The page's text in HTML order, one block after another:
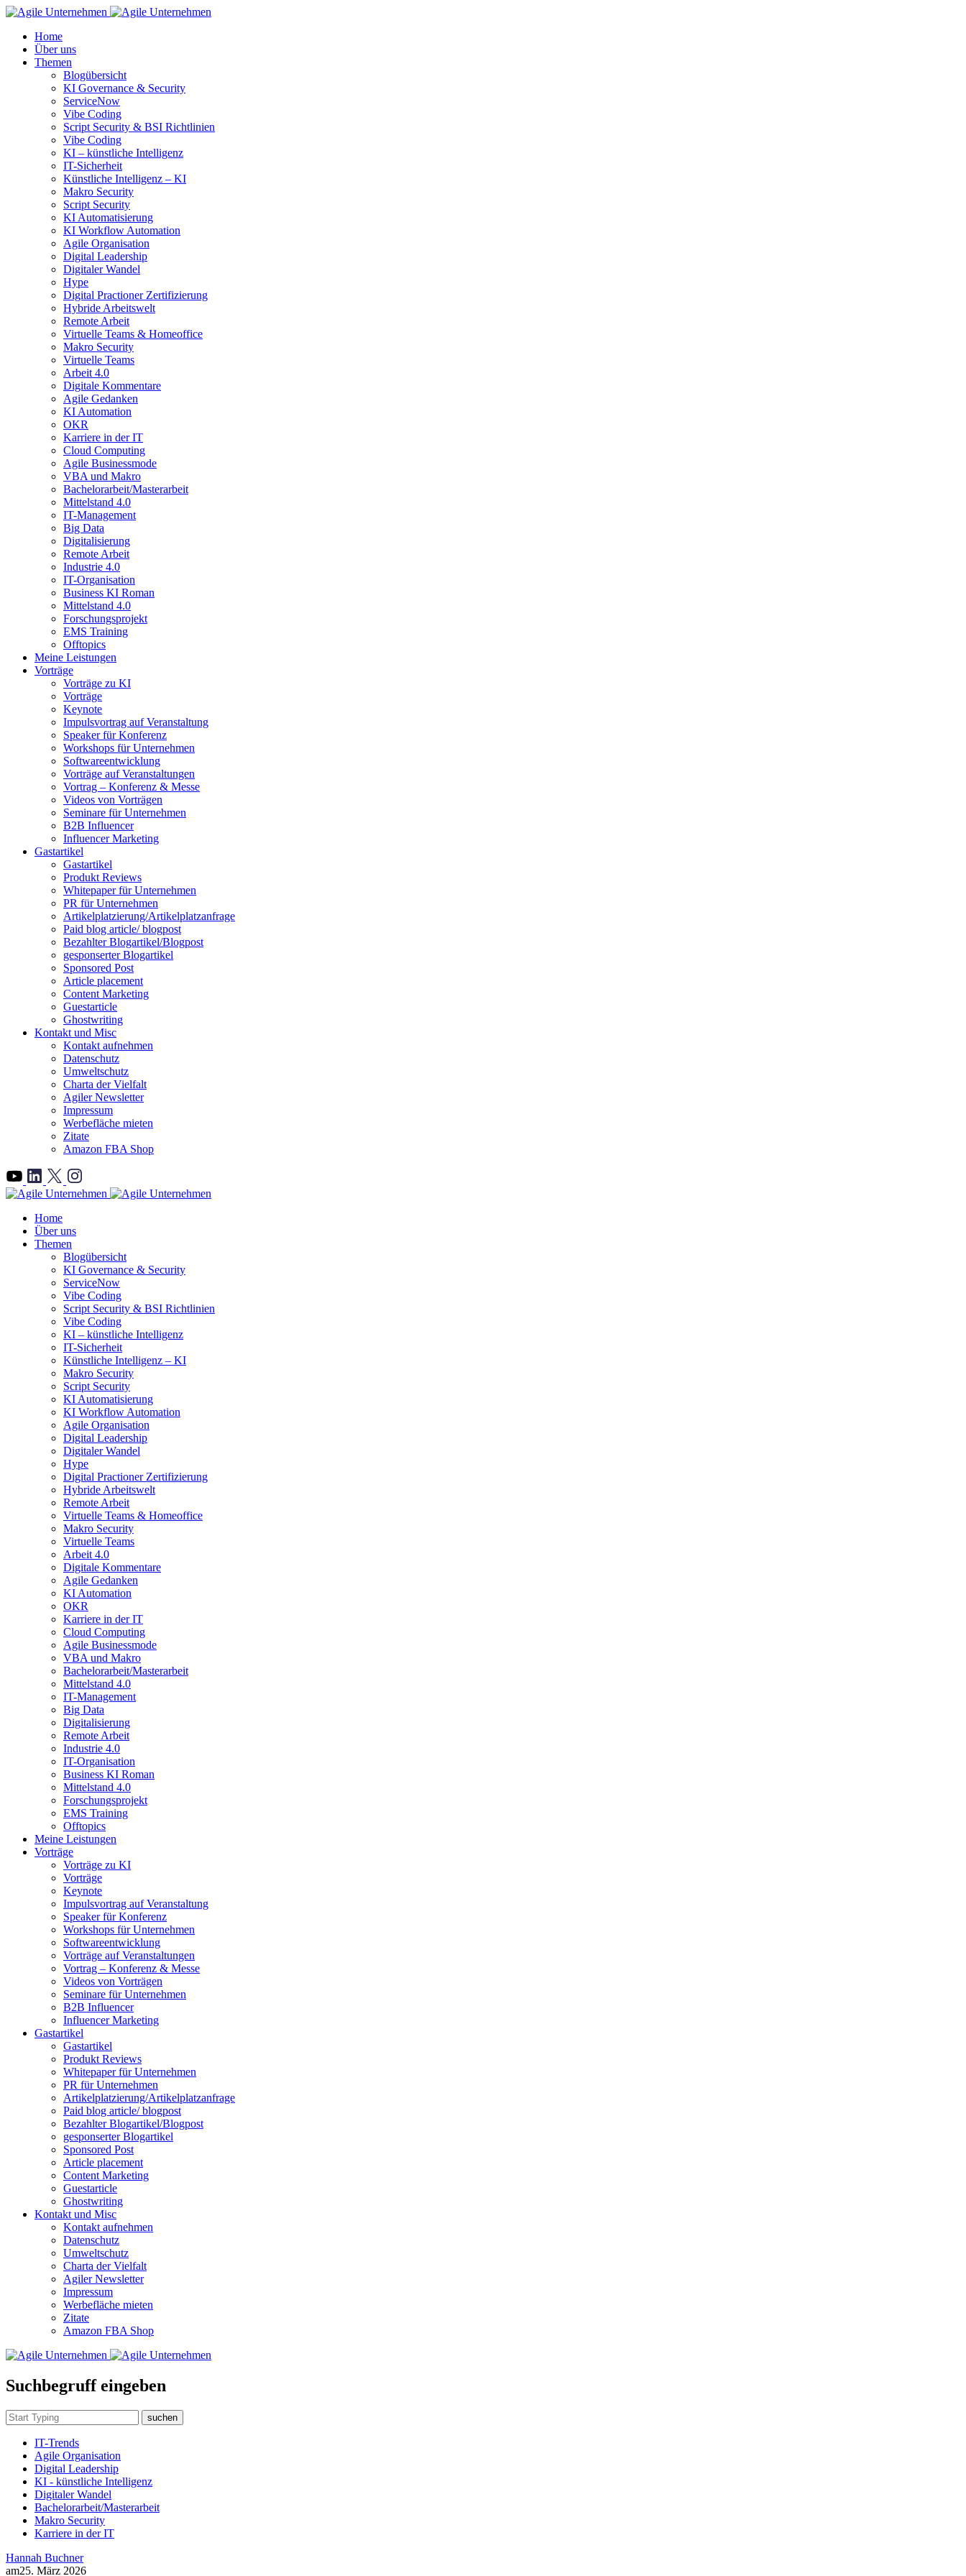
Home
Über uns
Themen
Blogübersicht
KI Governance & Security
ServiceNow
Vibe Coding
Script Security & BSI Richtlinien
Vibe Coding
KI – künstliche Intelligenz
IT-Sicherheit
Künstliche Intelligenz – KI
Makro Security
Script Security
KI Automatisierung
KI Workflow Automation
Agile Organisation
Digital Leadership
Digitaler Wandel
Hype
Digital Practioner Zertifizierung
Hybride Arbeitswelt
Remote Arbeit
Virtuelle Teams & Homeoffice
Makro Security
Virtuelle Teams
Arbeit 4.0
Digitale Kommentare
Agile Gedanken
KI Automation
OKR
Karriere in der IT
Cloud Computing
Agile Businessmode
VBA und Makro
Bachelorarbeit/Masterarbeit
Mittelstand 4.0
IT-Management
Big Data
Digitalisierung
Remote Arbeit
Industrie 4.0
IT-Organisation
Business KI Roman
Mittelstand 4.0
Forschungsprojekt
EMS Training
Offtopics
Meine Leistungen
Vorträge
Vorträge zu KI
Vorträge
Keynote
Impulsvortrag auf Veranstaltung
Speaker für Konferenz
Workshops für Unternehmen
Softwareentwicklung
Vorträge auf Veranstaltungen
Vortrag – Konferenz & Messe
Videos von Vorträgen
Seminare für Unternehmen
B2B Influencer
Influencer Marketing
Gastartikel
Gastartikel
Produkt Reviews
Whitepaper für Unternehmen
PR für Unternehmen
Artikelplatzierung/Artikelplatzanfrage
Paid blog article/ blogpost
Bezahlter Blogartikel/Blogpost
gesponserter Blogartikel
Sponsored Post
Article placement
Content Marketing
Guestarticle
Ghostwriting
Kontakt und Misc
Kontakt aufnehmen
Datenschutz
Umweltschutz
Charta der Vielfalt
Agiler Newsletter
Impressum
Werbefläche mieten
Zitate
Amazon FBA Shop
">
Home
Über uns
Themen
Blogübersicht
KI Governance & Security
ServiceNow
Vibe Coding
Script Security & BSI Richtlinien
Vibe Coding
KI – künstliche Intelligenz
IT-Sicherheit
Künstliche Intelligenz – KI
Makro Security
Script Security
KI Automatisierung
KI Workflow Automation
Agile Organisation
Digital Leadership
Digitaler Wandel
Hype
Digital Practioner Zertifizierung
Hybride Arbeitswelt
Remote Arbeit
Virtuelle Teams & Homeoffice
Makro Security
Virtuelle Teams
Arbeit 4.0
Digitale Kommentare
Agile Gedanken
KI Automation
OKR
Karriere in der IT
Cloud Computing
Agile Businessmode
VBA und Makro
Bachelorarbeit/Masterarbeit
Mittelstand 4.0
IT-Management
Big Data
Digitalisierung
Remote Arbeit
Industrie 4.0
IT-Organisation
Business KI Roman
Mittelstand 4.0
Forschungsprojekt
EMS Training
Offtopics
Meine Leistungen
Vorträge
Vorträge zu KI
Vorträge
Keynote
Impulsvortrag auf Veranstaltung
Speaker für Konferenz
Workshops für Unternehmen
Softwareentwicklung
Vorträge auf Veranstaltungen
Vortrag – Konferenz & Messe
Videos von Vorträgen
Seminare für Unternehmen
B2B Influencer
Influencer Marketing
Gastartikel
Gastartikel
Produkt Reviews
Whitepaper für Unternehmen
PR für Unternehmen
Artikelplatzierung/Artikelplatzanfrage
Paid blog article/ blogpost
Bezahlter Blogartikel/Blogpost
gesponserter Blogartikel
Sponsored Post
Article placement
Content Marketing
Guestarticle
Ghostwriting
Kontakt und Misc
Kontakt aufnehmen
Datenschutz
Umweltschutz
Charta der Vielfalt
Agiler Newsletter
Impressum
Werbefläche mieten
Zitate
Amazon FBA Shop
Suchbegruff eingeben
suchen
IT-Trends
Agile Organisation
Digital Leadership
KI - künstliche Intelligenz
Digitaler Wandel
Bachelorarbeit/Masterarbeit
Makro Security
Karriere in der IT
Hannah Buchner
am25. März 2026